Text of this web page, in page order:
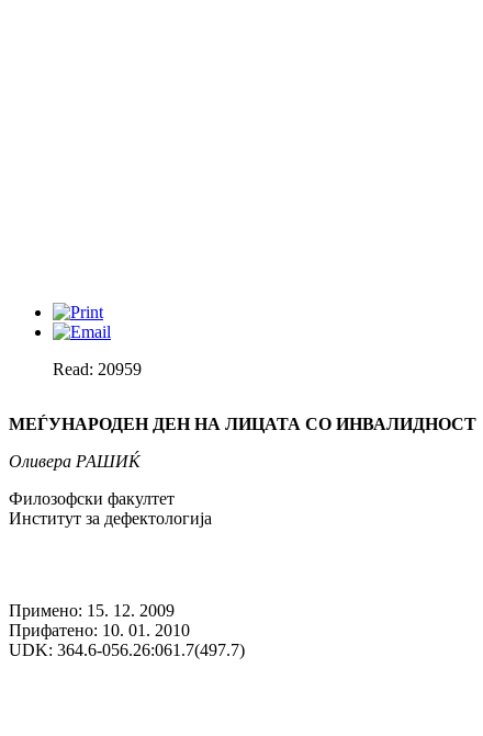
Read: 20959
МЕЃУНАРОДЕН ДЕН НА ЛИЦАТА СО ИНВАЛИДНОСТ
Оливера РАШИЌ
Филозофски факултет
Институт за дефектологија
Примено: 15. 12. 2009
Прифатено: 10. 01. 2010
UDK: 364.6-056.26:061.7(497.7)